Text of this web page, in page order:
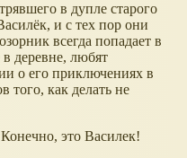
в дупле старого
и с тех пор они
всегда попадает в
деревне, любят
о его приключениях в
того, как делать не
это Василек!